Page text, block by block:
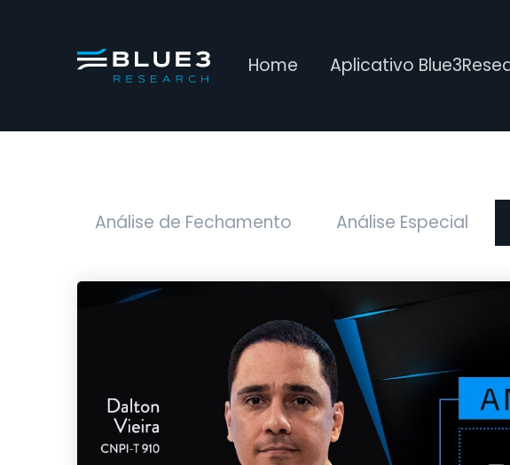
Home Aplicativo
Análise de Fechamento Análise Especial